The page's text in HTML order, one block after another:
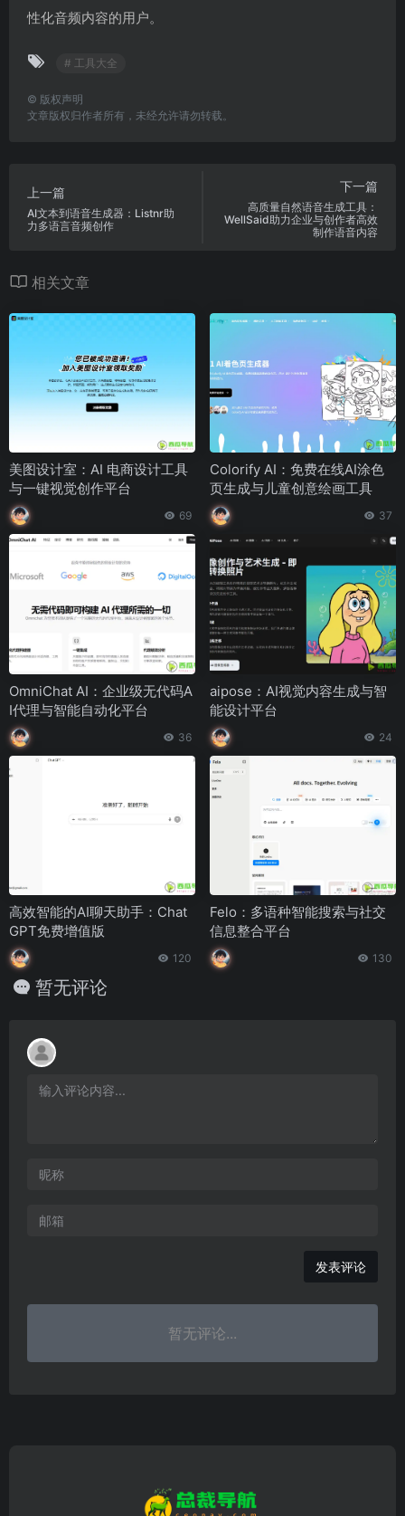
性化音频内容的用户。
# 工具大全
© 版权声明
文章版权归作者所有，未经允许请勿转载。
上一篇
AI文本到语音生成器：Listnr助
力多语言音频创作
下一篇
高质量自然语音生成工具：
WellSaid助力企业与创作者高效
制作语音内容
相关文章
美图设计室：AI 电商设计工具
与一键视觉创作平台
69
Colorify AI：免费在线AI涂色
页生成与儿童创意绘画工具
37
OmniChat AI：企业级无代码A
I代理与智能自动化平台
36
aipose：AI视觉内容生成与智
能设计平台
24
高效智能的AI聊天助手：Chat
GPT免费增值版
120
Felo：多语种智能搜索与社交
信息整合平台
130
暂无评论
发表评论
暂无评论...